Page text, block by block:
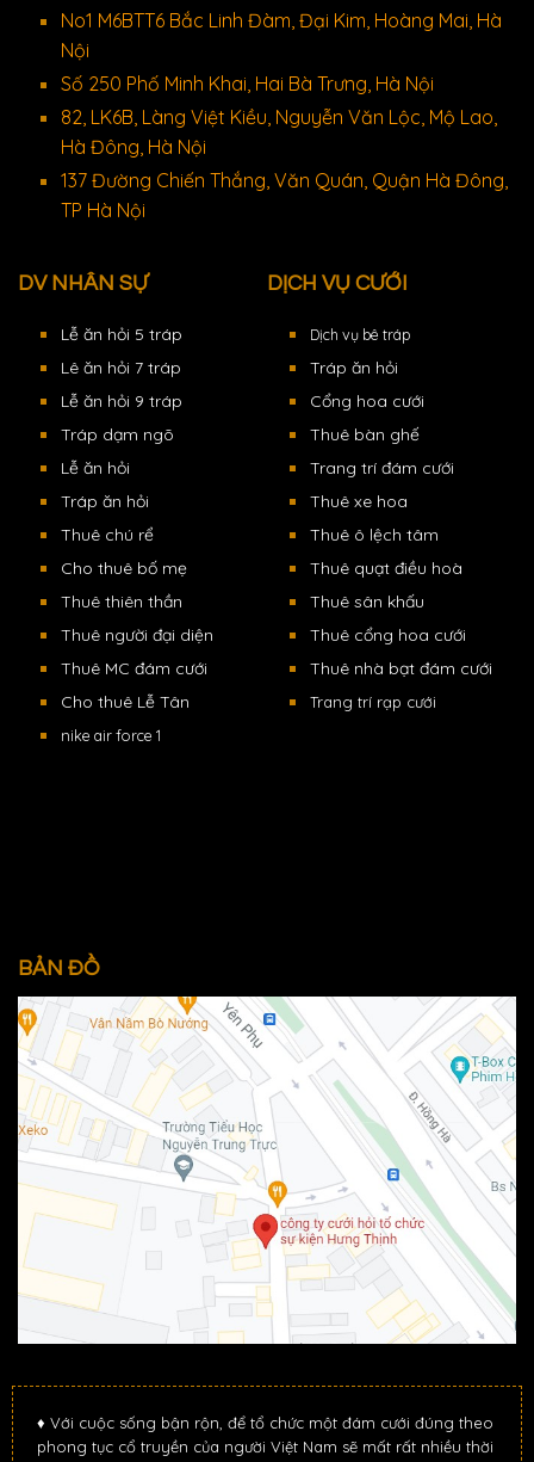
No1 M6BTT6 Bắc Linh Đàm, Đại Kim, Hoàng Mai, Hà
Nội
Số 250 Phố Minh Khai, Hai Bà Trưng, Hà Nội
82, LK6B, Làng Việt Kiều, Nguyễn Văn Lộc, Mộ Lao,
Hà Đông, Hà Nội
137 Đường Chiến Thắng, Văn Quán, Quận Hà Đông,
TP Hà Nội
DV NHÂN SỰ
Lễ ăn hỏi 5 tráp
Lê ăn hỏi 7 tráp
Lễ ăn hỏi 9 tráp
Tráp dạm ngõ
Lễ ăn hỏi
Tráp ăn hỏi
Thuê chú rể
Cho thuê bố mẹ
Thuê thiên thần
Thuê người đại diện
Thuê MC đám cưới
Cho thuê Lễ Tân
nike air force 1
DỊCH VỤ CƯỚI
Dịch vụ bê tráp
Tráp ăn hỏi
Cổng hoa cưới
Thuê bàn ghế
Trang trí đám cưới
Thuê xe hoa
Thuê ô lệch tâm
Thuê quạt điều hoà
Thuê sân khấu
Thuê cổng hoa cưới
Thuê nhà bạt đám cưới
Trang trí rạp cưới
BẢN ĐỒ
♦ Với cuộc sống bận rộn, để tổ chức một đám cưới đúng theo
phong tục cổ truyền của người Việt Nam sẽ mất rất nhiều thời